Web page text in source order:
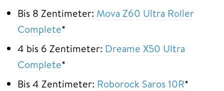
Bis 8 Zentimeter: Mova Z60 Ultra Roller
Complete*
4 bis 6 Zentimeter: Dreame X50 Ultra
Complete*
Bis 4 Zentimeter: Roborock Saros 10R*